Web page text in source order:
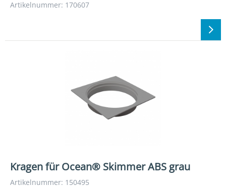
Artikelnummer: 170607
Kragen für Ocean® Skimmer ABS grau
Artikelnummer: 150495